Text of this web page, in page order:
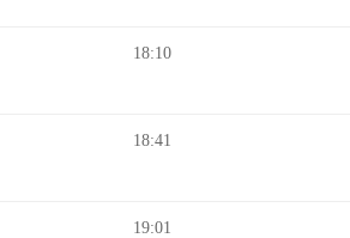
18:10
18:41
19:01